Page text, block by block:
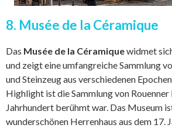
8. Musée de la Céramique
Das Musée de la Céramiquewidmet
und zeigt eine umfangreiche Sammlung
und Steinzeug aus verschiedenen
Highlight ist die Sammlung von Rouenner
Jahrhundert berühmt war. Das Museum
wunderschönen Herrenhaus aus dem 17.